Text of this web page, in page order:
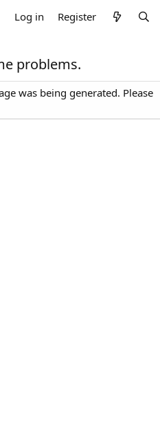
Log in Register
problems.
was being generated. Please